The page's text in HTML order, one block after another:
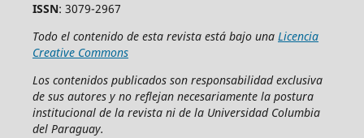
ISSN: 3079-2967
Todo el contenido de esta revista está bajo una Licencia
Creative Commons
Los contenidos publicados son responsabilidad exclusiva
de sus autores y no reflejan necesariamente la postura
institucional de la revista ni de la Universidad Columbia
del Paraguay.